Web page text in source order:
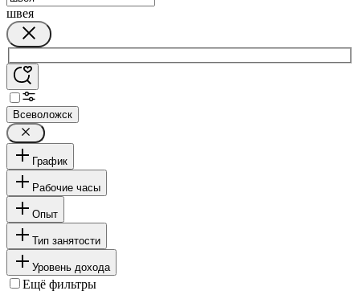
швея
Всеволожск
График
Рабочие часы
Опыт
Тип занятости
Уровень дохода
Ещё фильтры